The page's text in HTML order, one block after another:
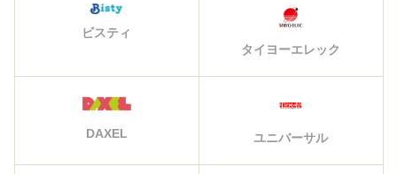
ビスティ
タイヨーエレック
DAXEL ユニバーサル